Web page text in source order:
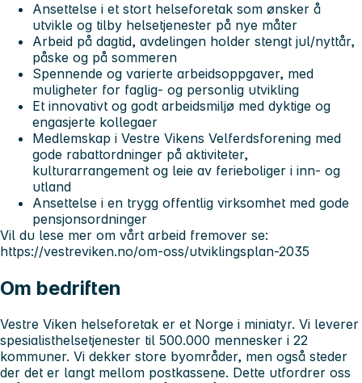
Ansettelse i et stort helseforetak som ønsker å
utvikle og tilby helsetjenester på nye måter
Arbeid på dagtid, avdelingen holder stengt jul/nyttår,
påske og på sommeren
Spennende og varierte arbeidsoppgaver, med
muligheter for faglig- og personlig utvikling
Et innovativt og godt arbeidsmiljø med dyktige og
engasjerte kollegaer
Medlemskap i Vestre Vikens Velferdsforening med
gode rabattordninger på aktiviteter,
kulturarrangement og leie av ferieboliger i inn- og
utland
Ansettelse i en trygg offentlig virksomhet med gode
pensjonsordninger
Vil du lese mer om vårt arbeid fremover se:
https://vestreviken.no/om-oss/utviklingsplan-2035
Om bedriften
Vestre Viken helseforetak er et Norge i miniatyr. Vi leverer
spesialisthelsetjenester til 500.000 mennesker i 22
kommuner. Vi dekker store byområder, men også steder
der det er langt mellom postkassene. Dette utfordrer oss